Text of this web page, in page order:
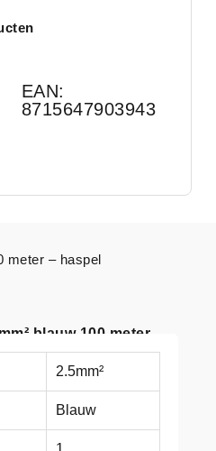
EAN:
8715647903943
blauw 100 meter
2.5mm²
Blauw
meter – haspel